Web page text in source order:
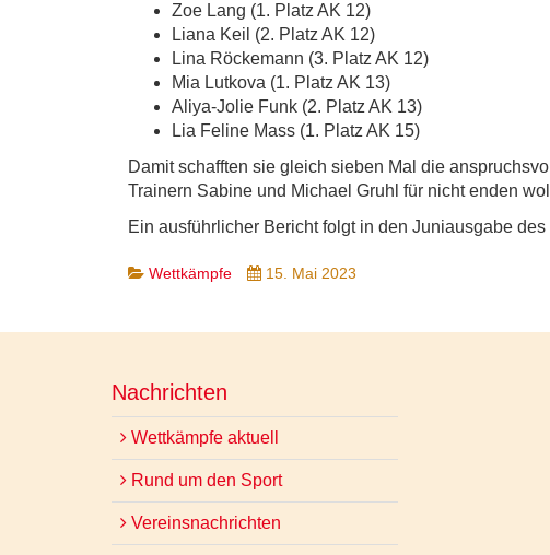
Zoe Lang (1. Platz AK 12)
Liana Keil (2. Platz AK 12)
Lina Röckemann (3. Platz AK 12)
Mia Lutkova (1. Platz AK 13)
Aliya-Jolie Funk (2. Platz AK 13)
Lia Feline Mass (1. Platz AK 15)
Damit schafften sie gleich sieben Mal die
Trainern Sabine und Michael Gruhl für nicht enden
Ein ausführlicher Bericht folgt in den Juniausgabe des
Wettkämpfe 15. Mai 2023
Nachrichten
Wettkämpfe aktuell
Rund um den Sport
Vereinsnachrichten